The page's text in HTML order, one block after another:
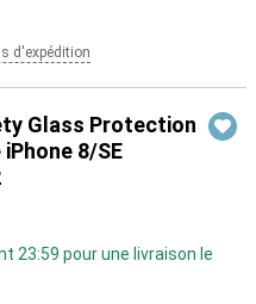
d'expédition
Glass Protection
iPhone 8/SE
23:59 pour une livraison le